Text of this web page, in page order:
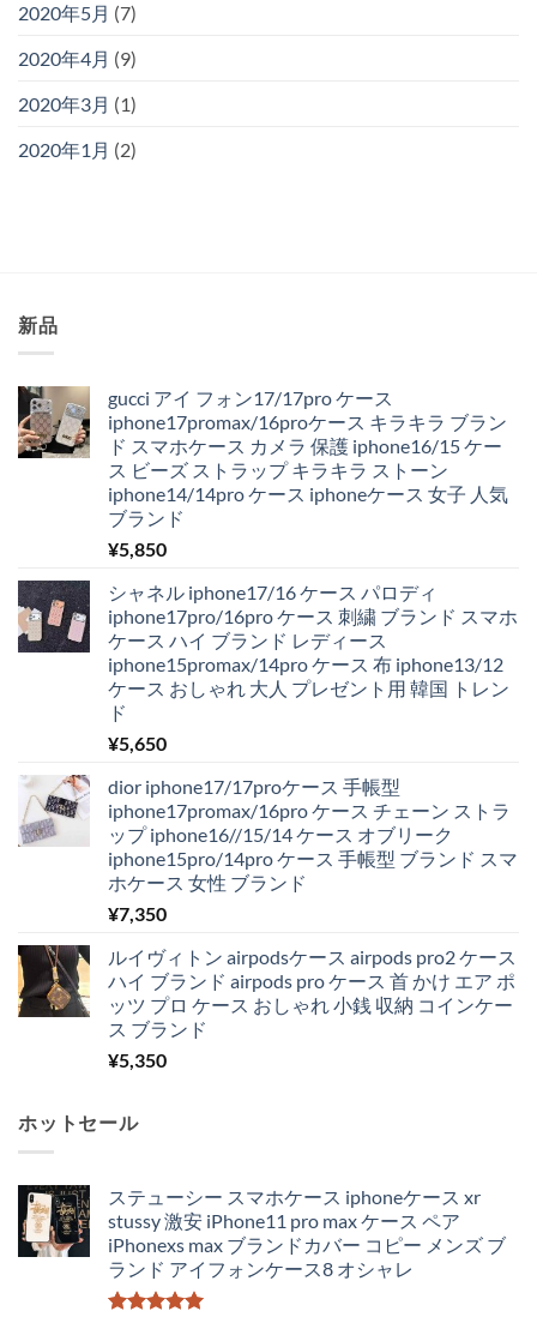
2020年5月 (7)
2020年4月 (9)
2020年3月 (1)
2020年1月 (2)
新品
gucci アイ フォン17/17pro ケース
iphone17promax/16proケース キラキラ ブラン
ド スマホケース カメラ 保護 iphone16/15 ケー
ス ビーズ ストラップ キラキラ ストーン
iphone14/14pro ケース iphoneケース 女子 人気
ブランド
¥5,850
シャネル iphone17/16 ケース パロディ
iphone17pro/16pro ケース 刺繍 ブランド スマホ
ケース ハイ ブランド レディース
iphone15promax/14pro ケース 布 iphone13/12
ケース おしゃれ 大人 プレゼント用 韓国 トレン
ド
¥5,650
dior iphone17/17proケース 手帳型
iphone17promax/16pro ケース チェーン ストラ
ップ iphone16//15/14 ケース オブリーク
iphone15pro/14pro ケース 手帳型 ブランド スマ
ホケース 女性 ブランド
¥7,350
ルイヴィトン airpodsケース airpods pro2 ケース
ハイ ブランド airpods pro ケース 首 かけ エア ポ
ッツ プロ ケース おしゃれ 小銭 収納 コインケー
ス ブランド
¥5,350
ホットセール
ステューシー スマホケース iphoneケース xr
stussy 激安 iPhone11 pro max ケース ペア
iPhonexs max ブランドカバー コピー メンズ ブ
ランド アイフォンケース8 オシャレ